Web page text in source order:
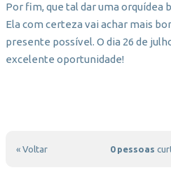
Por fim, que tal dar uma orquídea
Ela com certeza vai achar mais
presente possível. O dia 26 de
excelente oportunidade!
« Voltar 0 pessoas